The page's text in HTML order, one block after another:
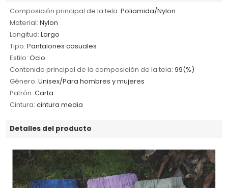
Composición principal de la tela: Poliamida/Nylon
Material: Nylon
Longitud: Largo
Tipo: Pantalones casuales
Estilo: Ocio
Contenido principal de la composición de la tela: 99(%)
Género: Unisex/Para hombres y mujeres
Patrón: Carta
Cintura: cintura media
Detalles del producto